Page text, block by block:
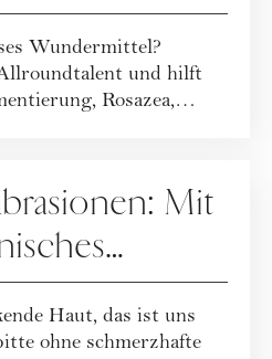
und
Wundermittel?
und hilft
Rosazea,
Mit
Haut
Haut, das ist uns
ohne schmerzhafte